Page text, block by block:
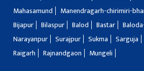
Mahasamund
Manendragarh-chirimiri-
Bijapur
Bilaspur Balod Bastar
Narayanpur
Surajpur Sukma Sarguja
Raigarh
Rajnandgaon Mungeli